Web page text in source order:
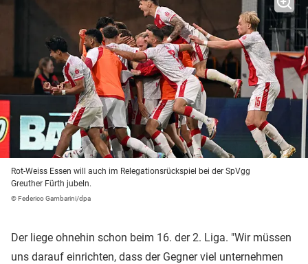
Rot-Weiss Essen will auch im Relegationsrückspiel bei der SpVgg
Greuther Fürth jubeln.
© Federico Gambarini/dpa
Der liege ohnehin schon beim 16. der 2. Liga. "Wir müssen
uns darauf einrichten, dass der Gegner viel unternehmen